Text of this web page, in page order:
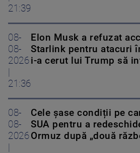
21:39
08-
08-
2026
21:36
Elon Musk a refuzat
Starlink pentru atacuri
i-a cerut lui Trump să
08-
08-
2026
Cele șase condiții pe
SUA pentru a
Ormuz după „două